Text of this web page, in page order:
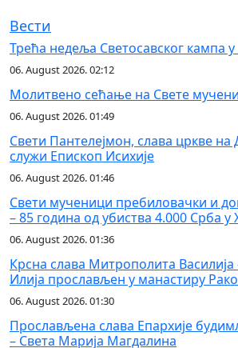
Вести
Трећа недеља Светосавског кампа
06. August 2026. 02:12
Молитвено сећање на Свете
06. August 2026. 01:49
Свети Пантелејмон, слава цркве
служи Епископ Исихије
06. August 2026. 01:46
Свети мученици пребиловачки и
– 85 година од убиства 4.000 Срба у
06. August 2026. 01:36
Крсна слава Митрополита
Илија прослављен у манастиру
06. August 2026. 01:30
Прослављена слава Епархије
– Света Марија Магдалина